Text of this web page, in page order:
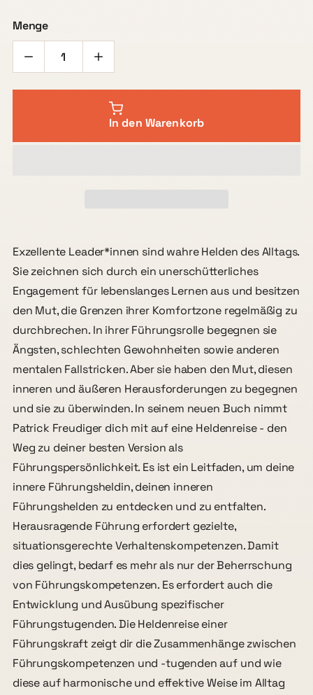
Menge
In den Warenkorb
Exzellente Leader*innen sind wahre Helden des Alltags.
Sie zeichnen sich durch ein unerschütterliches
Engagement für lebenslanges Lernen aus und besitzen
den Mut, die Grenzen ihrer Komfortzone regelmäßig zu
durchbrechen. In ihrer Führungsrolle begegnen sie
Ängsten, schlechten Gewohnheiten sowie anderen
mentalen Fallstricken. Aber sie haben den Mut, diesen
inneren und äußeren Herausforderungen zu begegnen
und sie zu überwinden. In seinem neuen Buch nimmt
Patrick Freudiger dich mit auf eine Heldenreise - den
Weg zu deiner besten Version als
Führungspersönlichkeit. Es ist ein Leitfaden, um deine
innere Führungsheldin, deinen inneren
Führungshelden zu entdecken und zu entfalten.
Herausragende Führung erfordert gezielte,
situationsgerechte Verhaltenskompetenzen. Damit
dies gelingt, bedarf es mehr als nur der Beherrschung
von Führungskompetenzen. Es erfordert auch die
Entwicklung und Ausübung spezifischer
Führungstugenden. Die Heldenreise einer
Führungskraft zeigt dir die Zusammenhänge zwischen
Führungskompetenzen und -tugenden auf und wie
diese auf harmonische und effektive Weise im Alltag